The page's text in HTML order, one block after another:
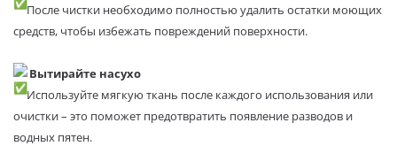
После чистки необходимо полностью удалить остатки моющих
средств, чтобы избежать повреждений поверхности.
Вытирайте насухо
Используйте мягкую ткань после каждого использования или
очистки – это поможет предотвратить появление разводов и
водных пятен.